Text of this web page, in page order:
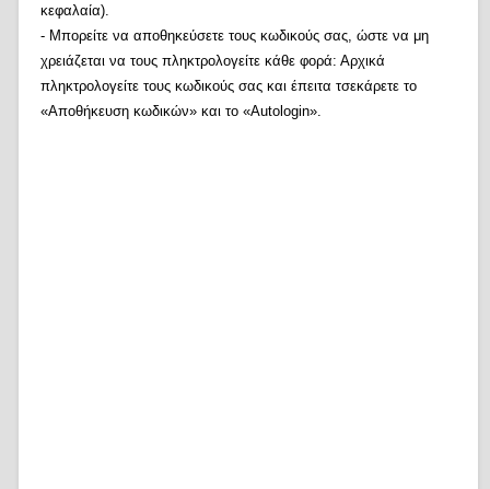
κεφαλαία).
- Μπορείτε να αποθηκεύσετε τους κωδικούς σας, ώστε να μη
χρειάζεται να τους πληκτρολογείτε κάθε φορά: Αρχικά
πληκτρολογείτε τους κωδικούς σας και έπειτα τσεκάρετε το
«Αποθήκευση κωδικών» και το «Autologin».